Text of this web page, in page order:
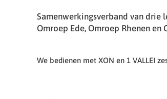
Samenwerkingsverband van
Omroep Ede, Omroep Rhenen en
We bedienen met XON en 1 VALLEI